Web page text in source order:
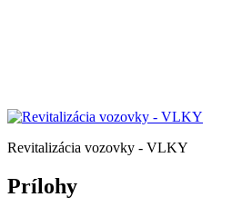
Revitalizácia vozovky - VLKY
Prílohy